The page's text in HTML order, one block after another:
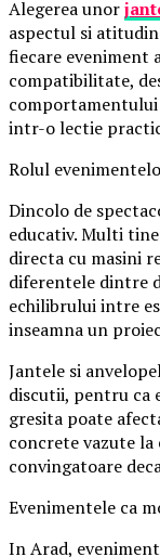
Alegerea unor
aspectul si
fiecare eveniment
compatibilitate,
intr-o lectie
Rolul
Dincolo de
educativ. Multi
directa cu masini
diferentele dintre
echilibrului intre
inseamna un
Jantele si
discutii, pentru ca
gresita poate
concrete vazute
convingatoare
Evenimentele ca
In Arad,